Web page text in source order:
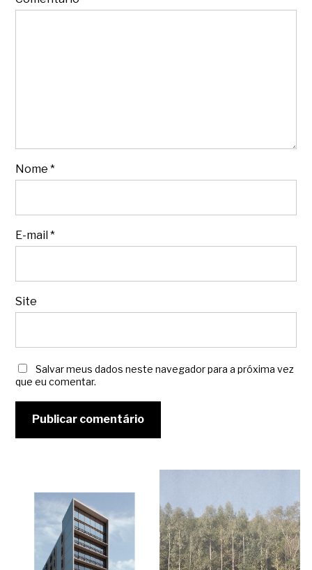
Nome*
E-mail*
Site
Salvar meus dados neste navegador para a próxima vez
que eu comentar.